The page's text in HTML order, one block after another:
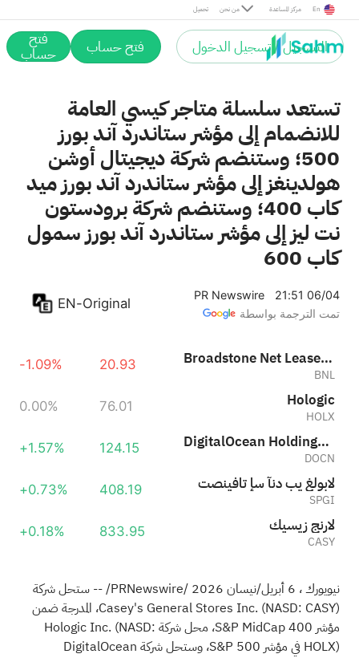
تحميل من نحن مركز المساعدة En
التسجيل / تسجيل الدخول فتح حساب فتح
حساب
DigitalOcean Holdings, Inc.
DOCN
كيسيز جنرال
CASY
833.95
+0.18%
تستعد سلسلة متاجر كيسي العامة
للانضمام إلى مؤشر ستاندرد آند بورز
500؛ وستنضم شركة ديجيتال أوشن
هولدينغز إلى مؤشر ستاندرد آند بورز ميد
كاب 400؛ وستنضم شركة برودستون
نت ليز إلى مؤشر ستاندرد آند بورز سمول
كاب 600
PR Newswire
21:51 06/04
تمت الترجمة بواسطة
EN-Original
Broadstone Net Lease, Inc.
BNL
20.93
-1.09%
Hologic
HOLX
76.01
0.00%
DigitalOcean Holdings, Inc.
DOCN
124.15
+1.57%
تصنيفات إس آند بي غلوبال
SPGI
408.19
+0.73%
كيسيز جنرال
CASY
833.95
+0.18%
نيويورك، 6 أبريل/نيسان 2026
/PRNewswire/ -- ستحل شركة
Casey's General Stores Inc. (NASD: CASY)، المدرجة ضمن
مؤشر S&P MidCap 400، محل شركة Hologic Inc. (NASD:
HOLX) في مؤشر S&P 500، وستحل شركة DigitalOcean